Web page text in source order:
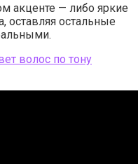
акценте — либо яркие
оставляя остальные
волос по тону